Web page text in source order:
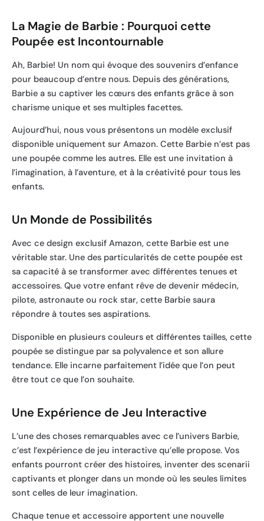
La Magie de Barbie : Pourquoi cette
Poupée est Incontournable
Ah, Barbie! Un nom qui évoque des souvenirs d’enfance
pour beaucoup d’entre nous. Depuis des générations,
Barbie a su captiver les cœurs des enfants grâce à son
charisme unique et ses multiples facettes.
Aujourd’hui, nous vous présentons un modèle exclusif
disponible uniquement sur Amazon. Cette Barbie n’est pas
une poupée comme les autres. Elle est une invitation à
l’imagination, à l’aventure, et à la créativité pour tous les
enfants.
Un Monde de Possibilités
Avec ce design exclusif Amazon, cette Barbie est une
véritable star. Une des particularités de cette poupée est
sa capacité à se transformer avec différentes tenues et
accessoires. Que votre enfant rêve de devenir médecin,
pilote, astronaute ou rock star, cette Barbie saura
répondre à toutes ses aspirations.
Disponible en plusieurs couleurs et différentes tailles, cette
poupée se distingue par sa polyvalence et son allure
tendance. Elle incarne parfaitement l’idée que l’on peut
être tout ce que l’on souhaite.
Une Expérience de Jeu Interactive
L’une des choses remarquables avec ce l’univers Barbie,
c’est l’expérience de jeu interactive qu’elle propose. Vos
enfants pourront créer des histoires, inventer des scenarii
captivants et plonger dans un monde où les seules limites
sont celles de leur imagination.
Chaque tenue et accessoire apportent une nouvelle